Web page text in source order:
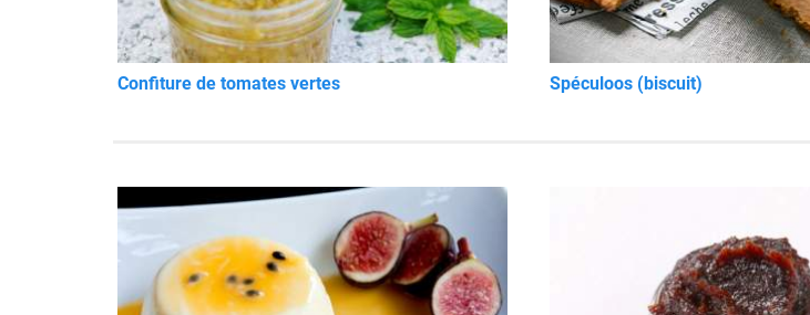
Confiture de tomates vertes Spéculoos (biscuit)